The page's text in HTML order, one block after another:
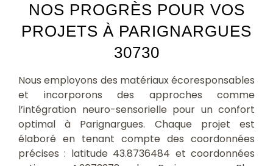
NOS PROGRÈS POUR VOS
PROJETS À PARIGNARGUES
30730
Nous employons des matériaux écoresponsables
et incorporons des approches comme
l’intégration neuro-sensorielle pour un confort
optimal à Parignargues. Chaque projet est
élaboré en tenant compte des coordonnées
précises : latitude 43.8736484 et coordonnées